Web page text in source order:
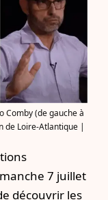
Comby (de gauche à
de Loire-Atlantique |
7 juillet
découvrir les